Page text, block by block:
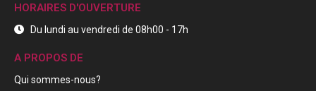
HORAIRES D'OUVERTURE
Du lundi au vendredi de 08h00 - 17h
A PROPOS DE
Qui sommes-nous?